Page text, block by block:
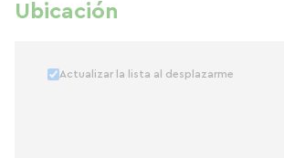
Ubicación
Actualizar la lista al desplazarme